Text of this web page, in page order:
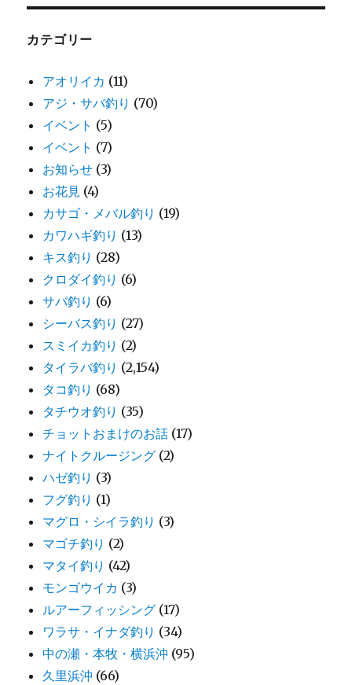
カテゴリー
アオリイカ (11)
アジ・サバ釣り (70)
イベント (5)
イベント (7)
お知らせ (3)
お花見 (4)
カサゴ・メバル釣り (19)
カワハギ釣り (13)
キス釣り (28)
クロダイ釣り (6)
サバ釣り (6)
シーバス釣り (27)
スミイカ釣り (2)
タイラバ釣り (2,154)
タコ釣り (68)
タチウオ釣り (35)
チョットおまけのお話 (17)
ナイトクルージング (2)
ハゼ釣り (3)
フグ釣り (1)
マグロ・シイラ釣り (3)
マゴチ釣り (2)
マタイ釣り (42)
モンゴウイカ (3)
ルアーフィッシング (17)
ワラサ・イナダ釣り (34)
中の瀬・本牧・横浜沖 (95)
久里浜沖 (66)